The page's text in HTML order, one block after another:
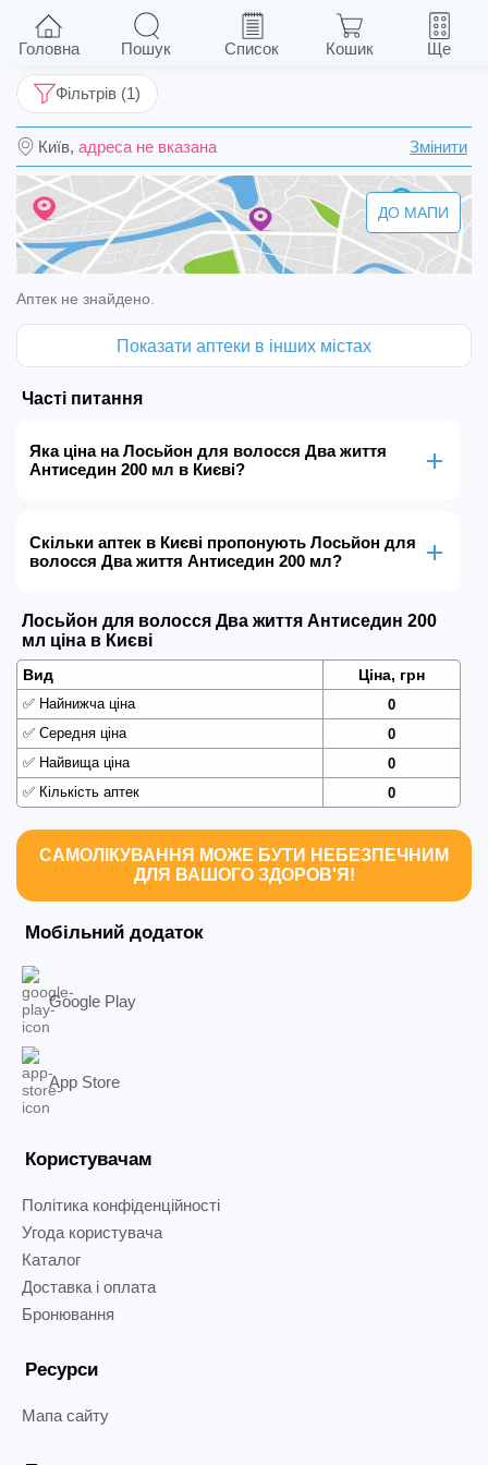
Лосьйон для волосся Два життя Антиседин
200 мл
Київ, адреса не вказана Змінити
Фільтрів (1)
ДО МАПИ
Аптек не знайдено.
Показати аптеки в інших містах
Часті питання
Яка ціна на Лосьйон для волосся Два життя
Антиседин 200 мл в Києві?
Скільки аптек в Києві пропонують Лосьйон для
волосся Два життя Антиседин 200 мл?
Лосьйон для волосся Два життя Антиседин 200
мл ціна в Києві
Вид Ціна, грн
✅ Найнижча ціна
0
✅ Середня ціна
0
✅ Найвища ціна
0
✅ Кількість аптек 0
САМОЛІКУВАННЯ МОЖЕ БУТИ НЕБЕЗПЕЧНИМ
ДЛЯ ВАШОГО ЗДОРОВ'Я!
Мобільний додаток
Google Play
App Store
Користувачам
Політика конфіденційності
Угода користувача
Каталог
Доставка і оплата
Бронювання
Ресурси
Мапа сайту
Головна Пошук Список Кошик Ще